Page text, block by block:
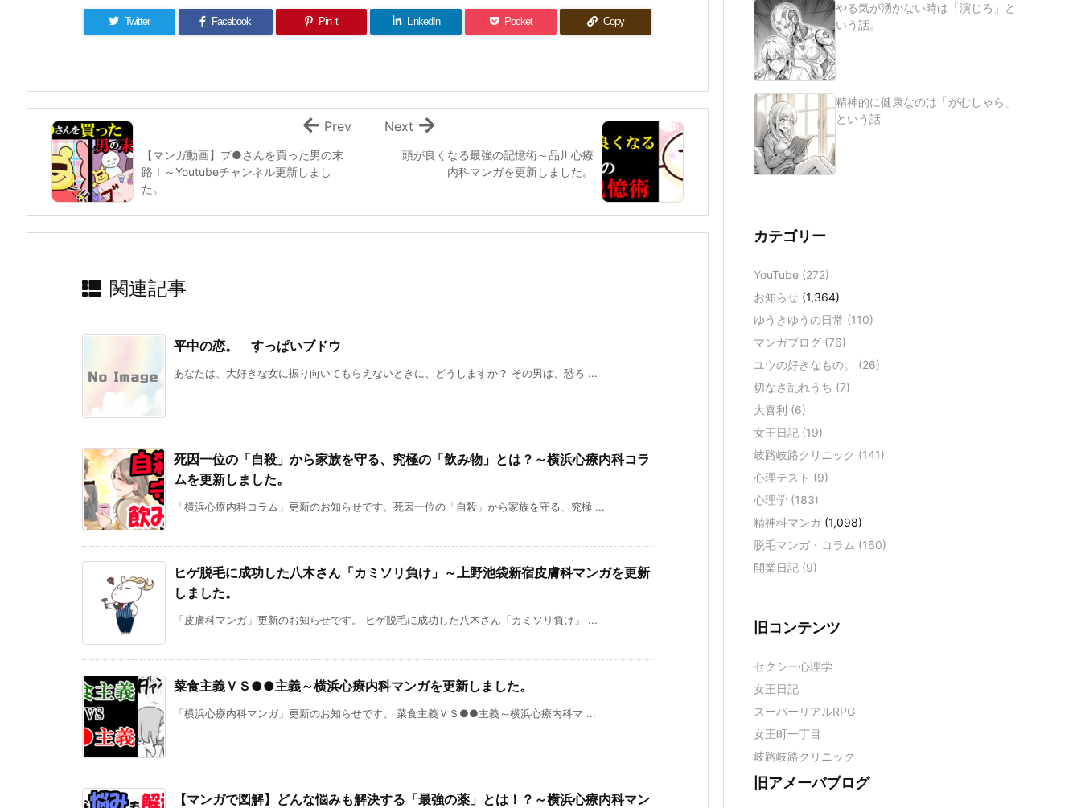
Twitter Facebook Pin it LinkedIn Pocket Copy
頭が良くなる最強の記憶術～品川心療
内科マンガを更新しました。
Next
【マンガ動画】プ●さんを買った男の末
路！～Youtubeチャンネル更新しまし
た。
Prev
関連記事
平中の恋。 すっぱいブドウ
あなたは、大好きな女に振り向いてもらえないときに、どうしますか？ その男は、恐ろ ...
死因一位の「自殺」から家族を守る、究極の「飲み物」とは？～横浜心療内科コラ
ムを更新しました。
「横浜心療内科コラム」更新のお知らせです。死因一位の「自殺」から家族を守る、究極 ...
ヒゲ脱毛に成功した八木さん「カミソリ負け」～上野池袋新宿皮膚科マンガを更新
しました。
「皮膚科マンガ」更新のお知らせです。 ヒゲ脱毛に成功した八木さん「カミソリ負け」 ...
菜食主義ＶＳ●●主義～横浜心療内科マンガを更新しました。
「横浜心療内科マンガ」更新のお知らせです。 菜食主義ＶＳ●●主義～横浜心療内科マ ...
【マンガで図解】どんな悩みも解決する「最強の薬」とは！？～横浜心療内科マン
やる気が湧かない時は「演じろ」と
いう話。
精神的に健康なのは「がむしゃら」
という話
カテゴリー
YouTube (272)
お知らせ (1,364)
ゆうきゆうの日常 (110)
マンガブログ (76)
ユウの好きなもの。 (26)
切なさ乱れうち (7)
大喜利 (6)
女王日記 (19)
岐路岐路クリニック (141)
心理テスト (9)
心理学 (183)
精神科マンガ (1,098)
脱毛マンガ・コラム (160)
開業日記 (9)
旧コンテンツ
セクシー心理学
女王日記
スーパーリアルRPG
女王町一丁目
岐路岐路クリニック
旧アメーバブログ